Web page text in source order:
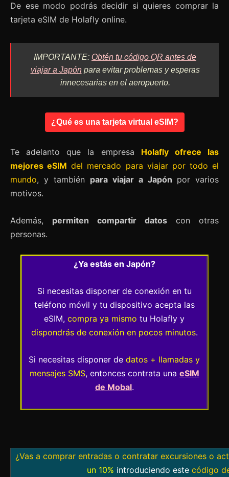
De ese modo podrás decidir si quieres comprar la
tarjeta eSIM de Holafly online.
IMPORTANTE: Obtén tu código QR antes de
viajar a Japónpara evitar problemas y esperas
innecesarias en el aeropuerto.
¿Qué es una tarjeta virtual eSIM?
Te adelanto que la empresa Holafly ofrece las
mejores eSIM del mercado para viajar por todo el
mundo, y también para viajar a Japón por varios
motivos.
Además, permiten compartir datos con otras
personas.
¿Ya estás en Japón?
Si necesitas disponer de conexión en tu
teléfono móvil y tu dispositivo acepta las
eSIM,compra ya mismo tu Holafly y
dispondrás de conexión en pocos minutos.
Si necesitas disponer dedatos + llamadas y
mensajes SMS, entonces contrata una eSIM
de Mobal.
¿Vas a comprar entradas o contratar excursiones o
un 10% introduciendo este código